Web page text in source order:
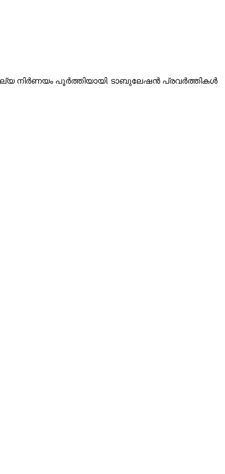
നിർണയം പൂർത്തിയായി. ടാബുലേഷൻ പ്രവർത്തികൾ